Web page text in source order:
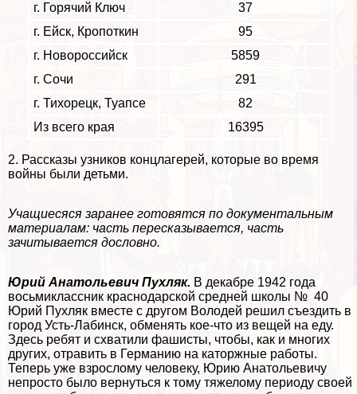
г. Горячий Ключ
37
г. Ейск, Кропоткин
95
г. Новороссийск
5859
г. Сочи
291
г. Тихорецк, Туапсе
82
Из всего края
16395
2. Рассказы узников концлагерей, которые во время
войны были детьми.
Учащиесяся заранее готовятся по документальным
материалам: часть пересказывается, часть
зачитывается дословно.
Юрий Анатольевич Пухляк. В декабре 1942 года
восьмиклассник краснодарской средней школы № 40
Юрий Пухляк вместе с другом Володей решил съездить в
город Усть-Лабинск, обменять кое-что из вещей на еду.
Здесь ребят и схватили фашисты, чтобы, как и многих
других, отравить в Германию на каторжные работы.
Теперь уже взрослому человеку, Юрию Анатольевичу
непросто было вернуться к тому тяжелому периоду своей